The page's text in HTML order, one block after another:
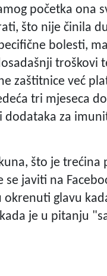
početka ona
što nije činila
bolesti,
zaštitnice već
tri mjeseca
dodataka za
što je
se javiti na
glavu
je u pitanju